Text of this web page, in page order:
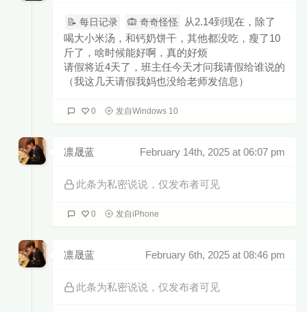
📝 每日记录 🙉 奇奇怪怪
从2.14到现在，除了
喝大小米汤，和钙奶饼干，其他都没吃，瘦了10
斤了，啥时候能好啊，真的好烦
请假将近4天了，班主任今天才问我请假给谁说的
（我这几天请假我妈也没给老师发信息）
0 发自Windows 10
凛晟蓝 February 14th, 2025 at 06:07 pm
此条为私密说说，仅发布者可见
0 发自iPhone
凛晟蓝 February 6th, 2025 at 08:46 pm
此条为私密说说，仅发布者可见